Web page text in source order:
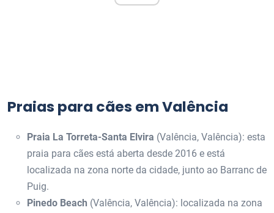
Praias para cães em Valência
Praia La Torreta-Santa Elvira (Valência, Valência): esta
praia para cães está aberta desde 2016 e está
localizada na zona norte da cidade, junto ao Barranc de
Puig.
Pinedo Beach (Valência, Valência): localizada na zona